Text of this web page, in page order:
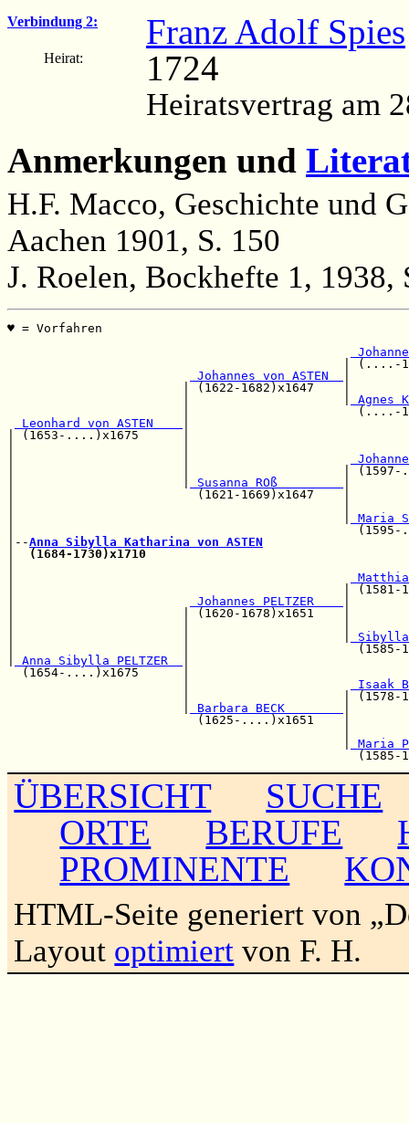
Verbindung 2: Franz Adolf Spies
Heirat: 1724
Heiratsvertrag am
Anmerkungen und
H.F. Macco, Geschichte und
Aachen 1901, S. 150
J. Roelen, Bockhefte 1, 1938,
♥ =
|
Johannes von ASTEN
| (1622-
Agnes
|
Leonhard von ASTEN
| (1653-
|                       |                     |
Susanna ROß
|                         (1621-
Maria
|
|--Anna Sibylla Katharina von ASTEN
(1684-1730)x1710
|                                             | (1581-
Johannes PELTZER
|                       | (1620-
|                       |                       (1585-
Anna Sibylla PELTZER
(1654-....)x1675      |
|
Barbara BECK
(1625-
ÜBERSICHT
SUCHE
ORTE
BERUFE
PROMINENTE
HTML-Seite generiert von
Layout optimiert von F. H.